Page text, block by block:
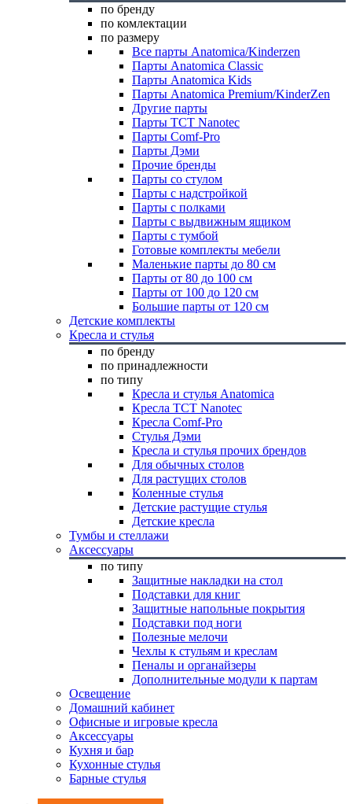
по бренду
по комлектации
по размеру
Все парты Anatomica/Kinderzen
Парты Anatomica Classic
Парты Anatomica Kids
Парты Anatomica Premium/KinderZen
Другие парты
Парты TCT Nanotec
Парты Comf-Pro
Парты Дэми
Прочие бренды
Парты со стулом
Парты с надстройкой
Парты с полками
Парты с выдвижным ящиком
Парты с тумбой
Готовые комплекты мебели
Маленькие парты до 80 см
Парты от 80 до 100 см
Парты от 100 до 120 см
Большие парты от 120 см
Детские комплекты
Кресла и стулья
по бренду
по принадлежности
по типу
Кресла и стулья Anatomica
Кресла TCT Nanotec
Кресла Comf-Pro
Стулья Дэми
Кресла и стулья прочих брендов
Для обычных столов
Для растущих столов
Коленные стулья
Детские растущие стулья
Детские кресла
Тумбы и стеллажи
Аксессуары
по типу
Защитные накладки на стол
Подставки для книг
Защитные напольные покрытия
Подставки под ноги
Полезные мелочи
Чехлы к стульям и креслам
Пеналы и органайзеры
Дополнительные модули к партам
Освещение
Домашний кабинет
Офисные и игровые кресла
Аксессуары
Кухня и бар
Кухонные стулья
Барные стулья